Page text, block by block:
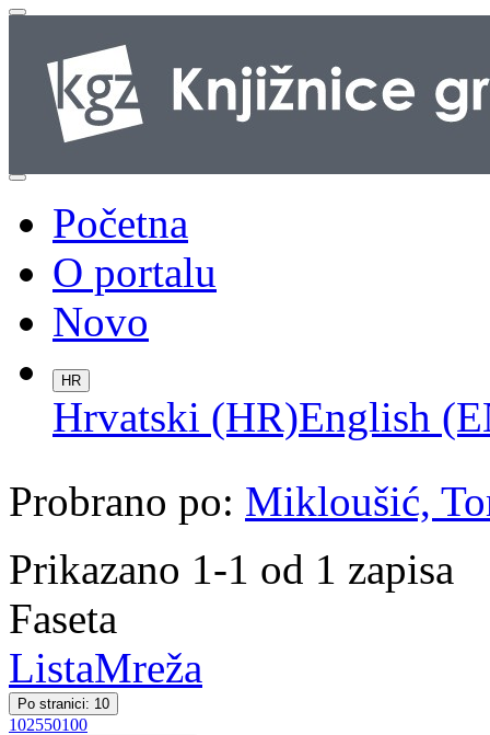
Početna
O portalu
Novo
HR
Hrvatski (HR)English
Probrano po: Mikloušić,
Prikazano 1-1 od 1 zapisa
Faseta
ListaMreža
Po stranici: 10
102550100